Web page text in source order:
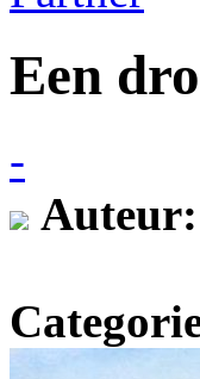
Een
-
Auteur: